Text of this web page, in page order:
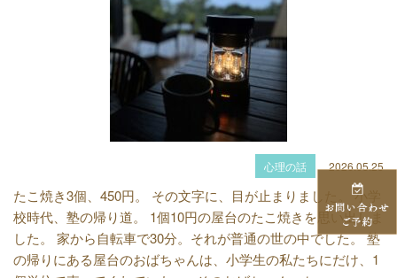
心理の話 2026.05.25
たこ焼き3個、450円。 その文字に、目が止まりました。 小学
校時代、塾の帰り道。 1個10円の屋台のたこ焼きを思い出しま
した。 家から自転車で30分。それが普通の世の中でした。 塾
の帰りにある屋台のおばちゃんは、小学生の私たちにだけ、1